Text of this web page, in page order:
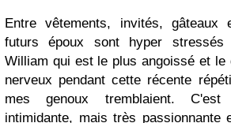
Entre vêtements, invités, gâteaux
futurs époux sont hyper
William qui est le plus angoissé et le
nerveux pendant cette récente
mes genoux tremblaient. C'est
intimidante, mais très passionnante